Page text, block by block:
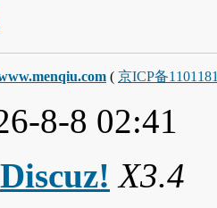
( 京ICP备
8-8 02:41
Discuz! X3.4